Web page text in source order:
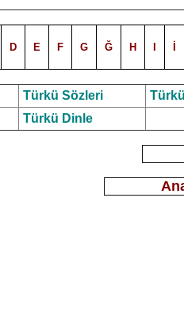
D E F G Ğ H
Türkü Sözleri
Türkü Dinle